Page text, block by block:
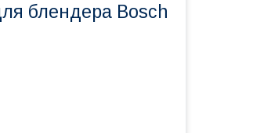
блендера Bosch